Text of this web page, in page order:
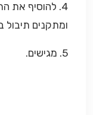
4. להוסיף את
ומתקנים תיבול
5. מגישים.